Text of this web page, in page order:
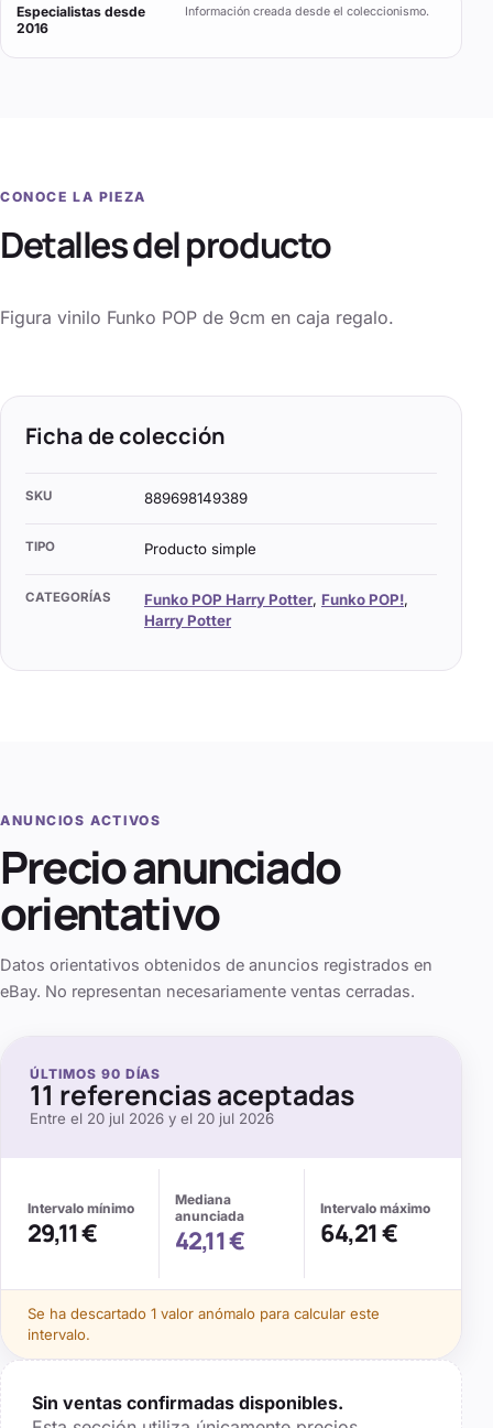
Especialistas desde
2016
Información creada desde el coleccionismo.
CONOCE LA PIEZA
Detalles del producto
Figura vinilo Funko POP de 9cm en caja regalo.
Ficha de colección
SKU 889698149389
TIPO Producto simple
CATEGORÍAS Funko POP Harry Potter, Funko POP!,
Harry Potter
ANUNCIOS ACTIVOS
Precio anunciado
orientativo
Datos orientativos obtenidos de anuncios registrados en
eBay. No representan necesariamente ventas cerradas.
ÚLTIMOS 90 DÍAS
11 referencias aceptadas
Entre el 20 jul 2026 y el 20 jul 2026
Intervalo mínimo
29,11 €
Mediana
anunciada
42,11 €
Intervalo máximo
64,21 €
Se ha descartado 1 valor anómalo para calcular este
intervalo.
Sin ventas confirmadas disponibles.